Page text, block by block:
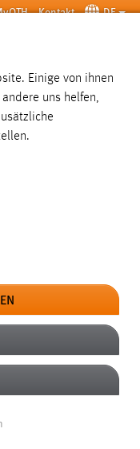
Kontakt DE
SUCHE
UND
WIESAU
Einige von ihnen
uns helfen,